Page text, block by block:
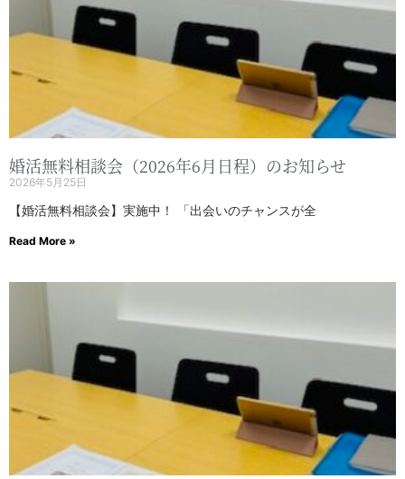
婚活無料相談会（2026年6月日程）のお知らせ
2026年5月25日
【婚活無料相談会】実施中！ 「出会いのチャンスが全
Read More »